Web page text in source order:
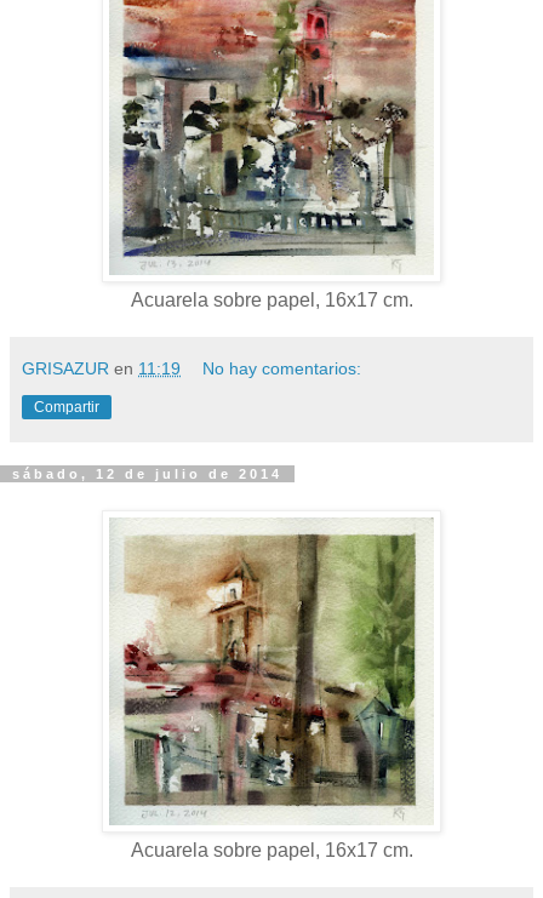
Acuarela sobre papel, 16x17 cm.
GRISAZUR en 11:19 No hay comentarios:
Compartir
sábado, 12 de julio de 2014
Acuarela sobre papel, 16x17 cm.